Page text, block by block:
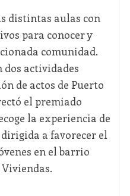
distintas aulas con
para conocer y
comunidad.
dos actividades
de actos de Puerto
el premiado
la experiencia de
a favorecer el
en el barrio